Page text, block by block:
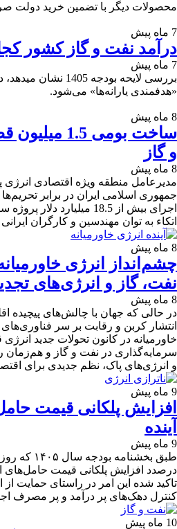
محصولات دیگر با تضمین خرید دولت
7 ماه پیش
درآمد نفت و گاز کشور
7 ماه پیش
بررسی لایحه بودجه
«هدفمندی یارانه‌ها» می‌شود.
8 ماه پیش
ساخت بومی
و گاز
8 ماه پیش
مدیرعامل منطقه ویژه اقتصادی انرژی
جمهوری اسلامی ایران در برابر
اجرای بیش از 18.5
اتکاء به توان مهندسین و کارگران
8 ماه پیش
نفت، گاز و انرژی‌های
8 ماه پیش
در حالی که جهان با چالش‌های پیچیده‌
انتشار کربن و رقابت بر سر
خاورمیانه در کانون تحولات جدید انرژی
سرمایه‌گذاری در نفت و گاز و هم‌زمان
و انرژی‌های پاک، نظم جدیدی برای
9 ماه پیش
افزایش پلکانی قیمت
آینده
9 ماه پیش
طبق
درصدد افزایش پلکانی قیمت حامل‌های
تاکید شده این امر در راستای حمایت
کنترل دهک‌های پر درآمد و پر مصرف
10 ماه پیش